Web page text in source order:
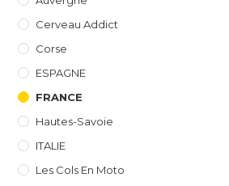
Cerveau Addict
Corse
ESPAGNE
FRANCE
Hautes-Savoie
ITALIE
Les Cols En Moto